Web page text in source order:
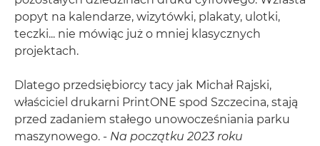
popyt na kalendarze, wizytówki, plakaty, ulotki,
teczki... nie mówiąc już o mniej klasycznych
projektach.
Dlatego przedsiębiorcy tacy jak Michał Rajski,
właściciel drukarni PrintONE spod Szczecina, stają
przed zadaniem stałego unowocześniania parku
maszynowego. - Na początku 2023 roku